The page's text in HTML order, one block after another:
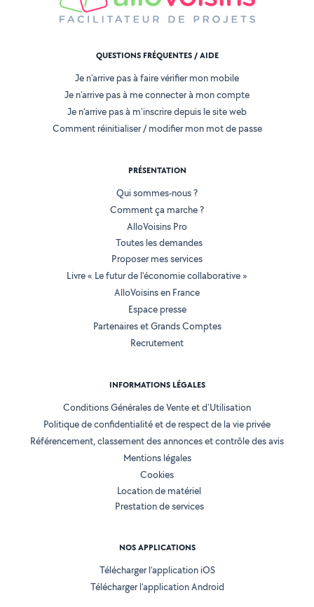
QUESTIONS FRÉQUENTES / AIDE
Je n'arrive pas à faire vérifier mon mobile
Je n'arrive pas à me connecter à mon compte
Je n'arrive pas à m'inscrire depuis le site web
Comment réinitialiser / modifier mon mot de passe
PRÉSENTATION
Qui sommes-nous ?
Comment ça marche ?
AlloVoisins Pro
Toutes les demandes
Proposer mes services
Livre « Le futur de l'économie collaborative »
AlloVoisins en France
Espace presse
Partenaires et Grands Comptes
Recrutement
INFORMATIONS LÉGALES
Conditions Générales de Vente et d'Utilisation
Politique de confidentialité et de respect de la vie privée
Référencement, classement des annonces et contrôle des avis
Mentions légales
Cookies
Location de matériel
Prestation de services
NOS APPLICATIONS
Télécharger l’application iOS
Télécharger l’application Android